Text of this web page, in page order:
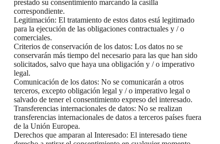
prestado su consentimiento marcando la casilla
correspondiente.
Legitimación: El tratamiento de estos datos está legitimado
para la ejecución de las obligaciones contractuales y / o
comerciales.
Criterios de conservación de los datos: Los datos no se
conservarán más tiempo del necesario para las que han sido
solicitados, salvo que haya una obligación y / o imperativo
legal.
Comunicación de los datos: No se comunicarán a otros
terceros, excepto obligación legal y / o imperativo legal o
salvado de tener el consentimiento expreso del interesado.
Transferencias internacionales de datos: No se realizan
transferencias internacionales de datos a terceros países fuera
de la Unión Europea.
Derechos que amparan al Interesado: El interesado tiene